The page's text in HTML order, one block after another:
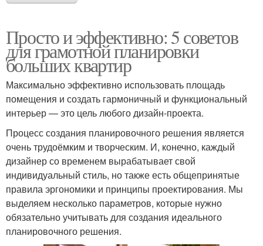
Просто и эффективно: 5 советов
для грамотной планировки
больших квартир
Максимально эффективно использовать площадь
помещения и создать гармоничный и функциональный
интерьер — это цель любого дизайн-проекта.
Процесс создания планировочного решения является
очень трудоёмким и творческим. И, конечно, каждый
дизайнер со временем вырабатывает свой
индивидуальный стиль, но также есть общепринятые
правила эргономики и принципы проектирования. Мы
выделяем несколько параметров, которые нужно
обязательно учитывать для создания идеального
планировочного решения.